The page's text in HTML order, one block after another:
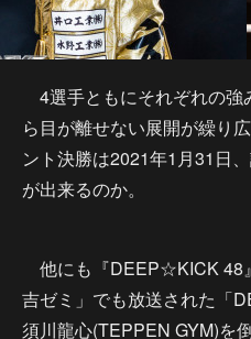
4選手ともにそれぞれの強
ら目が離せない展開が繰り
ント決勝は2021年1月31日
が出来るのか。
他にも『DEEP☆KICK 48
吉ゼミ」でも放送された「
須川龍心(TEPPEN GYM)を